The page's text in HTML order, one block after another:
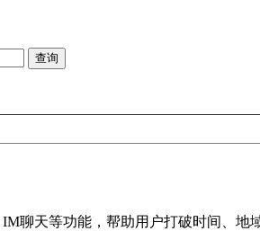
聊天等功能，帮助用户打破时间、地